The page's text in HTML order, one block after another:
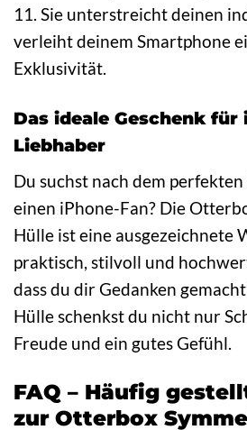
11. Sie unterstreicht deinen
verleiht deinem Smartphone
Exklusivität.
Das ideale Geschenk für
Liebhaber
Du suchst nach dem
einen iPhone-Fan? Die
Hülle ist eine ausgezeichnete
praktisch, stilvoll und
dass du dir Gedanken
Hülle schenkst du nicht nur
Freude und ein gutes Gefühl.
FAQ – Häufig
zur Otterbox